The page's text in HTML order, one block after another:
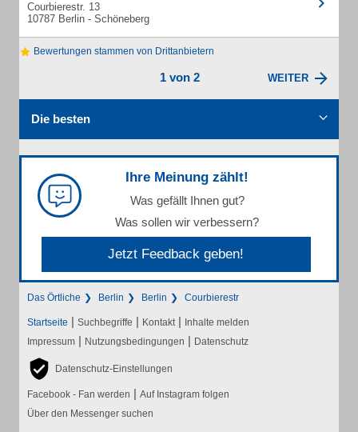
Courbierestr. 13
10787 Berlin - Schöneberg
Bewertungen stammen von Drittanbietern
1 von 2 WEITER
Die besten
Ihre Meinung zählt!
Was gefällt Ihnen gut?
Was sollen wir verbessern?
Jetzt Feedback geben!
Das Örtliche Berlin Berlin Courbierestr
Startseite | Suchbegriffe | Kontakt | Inhalte melden
Impressum | Nutzungsbedingungen | Datenschutz
Datenschutz-Einstellungen
Facebook - Fan werden | Auf Instagram folgen
Über den Messenger suchen